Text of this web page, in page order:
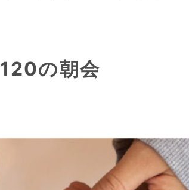
120の朝会